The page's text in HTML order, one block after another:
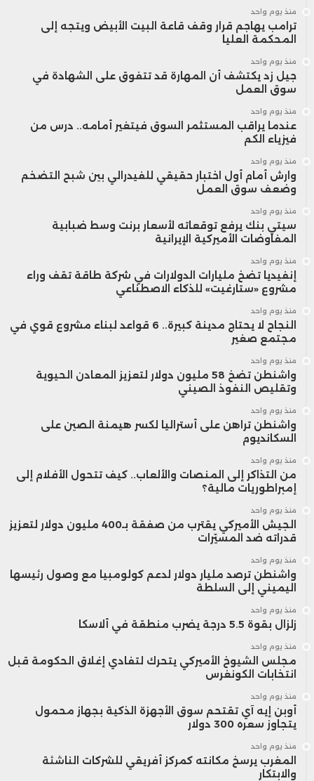
منذ يوم واحد
ترامب يهاجم قرار وقف قاعة البيت الأبيض ويتجه إلى
المحكمة العليا
منذ يوم واحد
جيل زد يكتشف أن المهارة قد تتفوق على الشهادة في
سوق العمل
منذ يوم واحد
عندما يراقب المستثمر السوق فيتغير أمامه.. درس من
فيزياء الكم
منذ يوم واحد
وارش أمام أول اختبار حقيقي للفيدرالي بين شبح التضخم
وضعف سوق العمل
منذ يوم واحد
سيتي بنك يرفع توقعاته لأسعار برنت وسط ضبابية
المفاوضات الأميركية الإيرانية
منذ يوم واحد
إنفيديا تضخ مليارات الدولارات في شركة طاقة تقف وراء
مشروع «ستارغيت» للذكاء الاصطناعي
منذ يوم واحد
النجاح لا يحتاج مدينة كبيرة.. 6 قواعد لبناء مشروع قوي في
مجتمع صغير
منذ يوم واحد
واشنطن تضخ 58 مليون دولار لتعزيز المعادن الحيوية
وتقليص النفوذ الصيني
منذ يوم واحد
واشنطن تراهن على أستراليا لكسر هيمنة الصين على
السكانديوم
منذ يوم واحد
من التذاكر إلى المنصات والألعاب.. كيف تتحول الأفلام إلى
إمبراطوريات مالية؟
منذ يوم واحد
الجيش الأميركي يقترب من صفقة بـ400 مليون دولار لتعزيز
قدراته ضد المسيّرات
منذ يوم واحد
واشنطن ترصد مليار دولار لدعم كولومبيا مع وصول رئيسها
اليميني إلى السلطة
منذ يوم واحد
زلزال بقوة 5.5 درجة يضرب منطقة في ألاسكا
منذ يوم واحد
مجلس الشيوخ الأميركي يتحرك لتفادي إغلاق الحكومة قبل
انتخابات الكونغرس
منذ يوم واحد
أوبن إيه آي تقتحم سوق الأجهزة الذكية بجهاز محمول
يتجاوز سعره 300 دولار
منذ يوم واحد
المغرب يرسخ مكانته كمركز أفريقي للشركات الناشئة
والابتكار